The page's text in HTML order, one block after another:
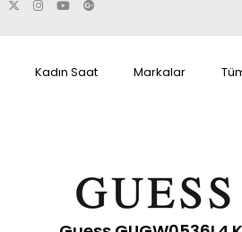
Kadın Saat Markalar